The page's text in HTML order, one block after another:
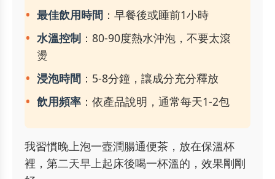
最佳飲用時間 ：早餐後或睡前1小時
水溫控制 ：80-90度熱水沖泡，不要太滾
燙
浸泡時間 ：5-8分鐘，讓成分充分釋放
飲用頻率 ：依產品說明，通常每天1-2包
我習慣晚上泡一壺潤腸通便茶，放在保溫杯
裡，第二天早上起床後喝一杯溫的，效果剛剛